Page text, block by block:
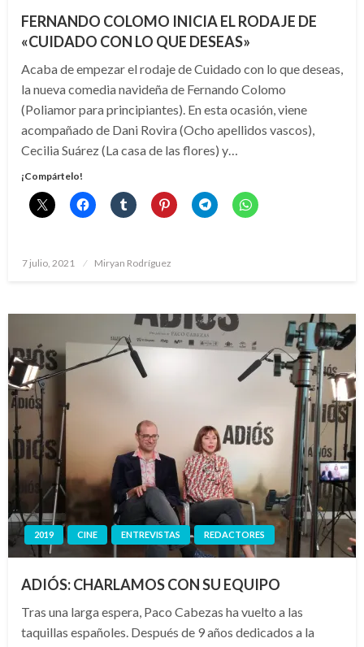
FERNANDO COLOMO INICIA EL RODAJE DE
«CUIDADO CON LO QUE DESEAS»
Acaba de empezar el rodaje de Cuidado con lo que deseas,
la nueva comedia navideña de Fernando Colomo
(Poliamor para principiantes). En esta ocasión, viene
acompañado de Dani Rovira (Ocho apellidos vascos),
Cecilia Suárez (La casa de las flores) y…
¡Compártelo!
Publicado
7 julio, 2021 Miryan Rodríguez
2019 CINE ENTREVISTAS REDACTORES
ADIÓS: CHARLAMOS CON SU EQUIPO
Tras una larga espera, Paco Cabezas ha vuelto a las
taquillas españoles. Después de 9 años dedicados a la